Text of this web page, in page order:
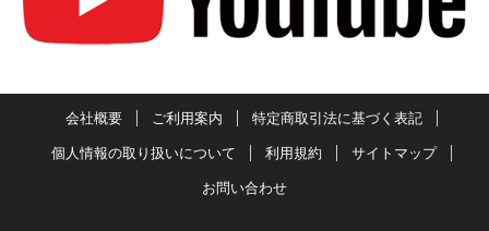
会社概要 ご利用案内 特定商取引法に基づく表記
個人情報の取り扱いについて 利用規約 サイトマップ
お問い合わせ